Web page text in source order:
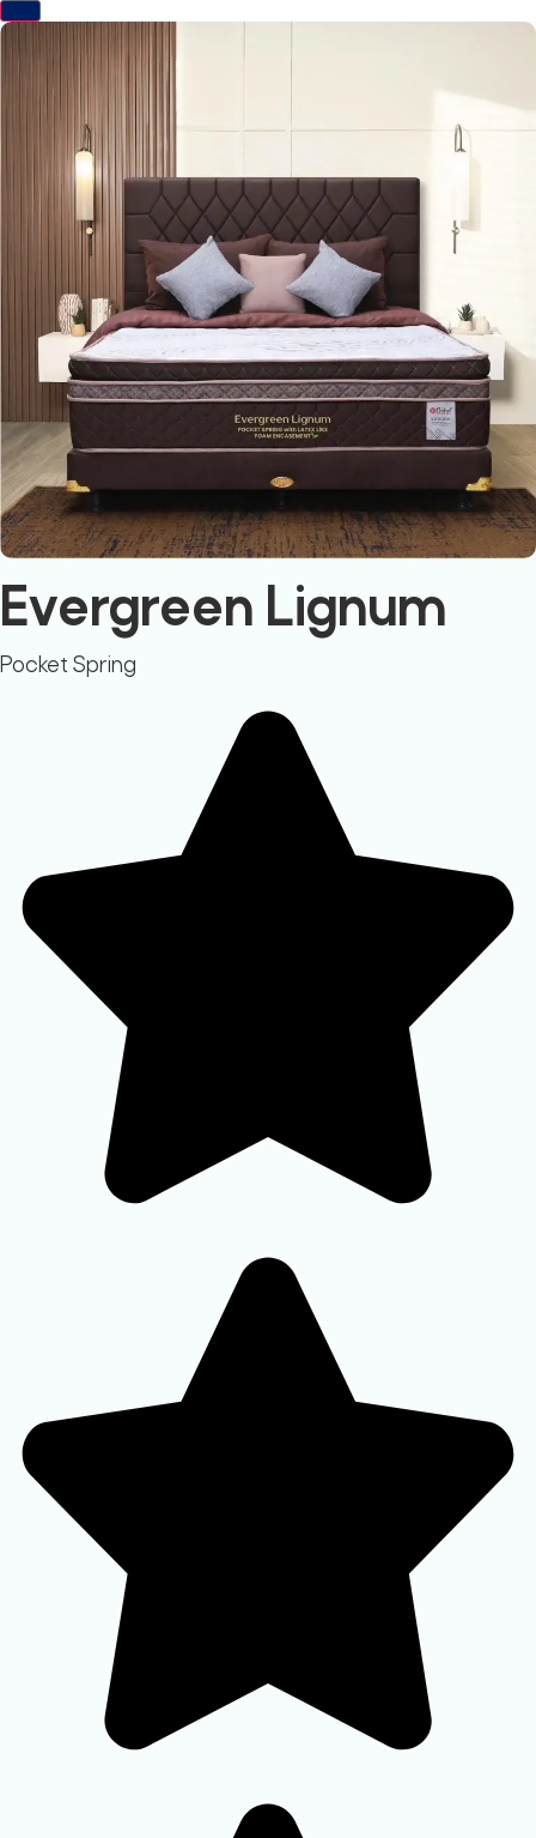
Evergreen Lignum
Pocket Spring